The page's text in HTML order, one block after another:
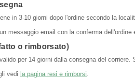
in 3-10 giorni dopo l'ordine secondo la
messaggio email con la conferma
o rimborsato)
per 14 giorni dalla consegna del
vedi la pagina resi e rimborsi